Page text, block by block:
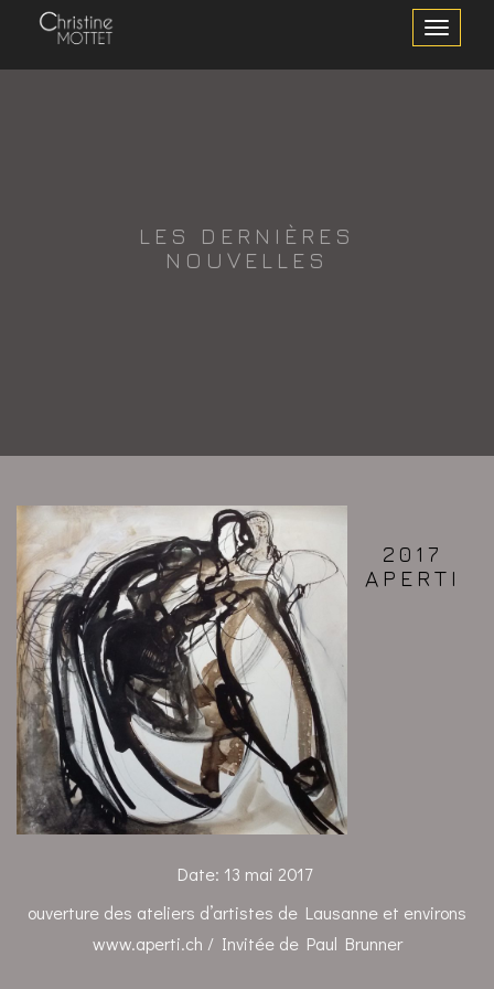
Toggle
LES DERNIÈRES
NOUVELLES
2017
APERTI
Date: 13 mai 2017
ouverture des ateliers d’artistes de Lausanne et environs
www.aperti.ch / Invitée de Paul Brunner